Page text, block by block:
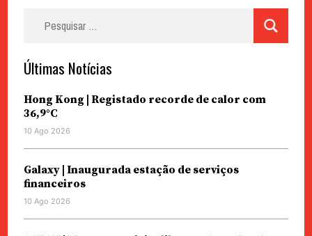
Últimas Notícias
Hong Kong | Registado recorde de calor com
36,9°C
10 Ago 2026
Galaxy | Inaugurada estação de serviços
financeiros
10 Ago 2026